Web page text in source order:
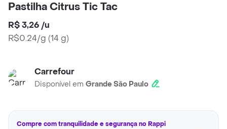
Pastilha Citrus Tic Tac
R$ 3,26 /u
R$0.24/g (14 g)
Carrefour
Disponível em Grande São Paulo
Compre com tranquilidade e segurança no Rappi